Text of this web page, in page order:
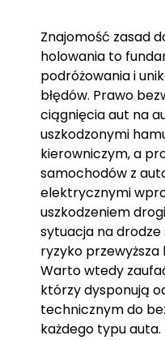
Znajomość zasad
holowania to
podróżowania i
błędów. Prawo
ciągnięcia aut na
uszkodzonymi
kierowniczym, a
samochodów z
elektrycznymi
uszkodzeniem
sytuacja na
ryzyko przewyższa
Warto wtedy
którzy dysponują
technicznym do
każdego typu auta.